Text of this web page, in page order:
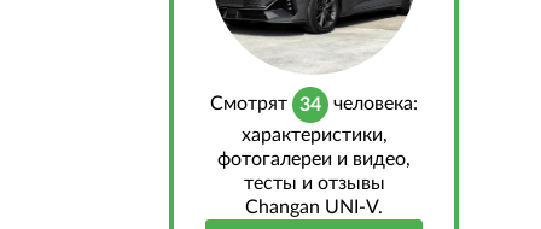
Cмотрят 34
человека:
характеристики,
фотогалереи и видео,
тесты и отзывы
Changan UNI-V.